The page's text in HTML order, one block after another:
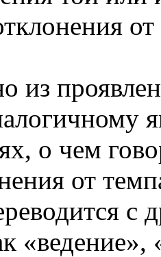
из
о чем
от
с
«ведение»,